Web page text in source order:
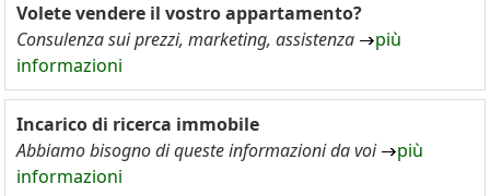
Volete vendere il vostro appartamento?
Consulenza sui prezzi, marketing, assistenza
più
informazioni
Incarico di ricerca immobile
Abbiamo bisogno di queste informazioni da voi
più
informazioni